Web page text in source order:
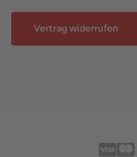
Vertrag widerrufen